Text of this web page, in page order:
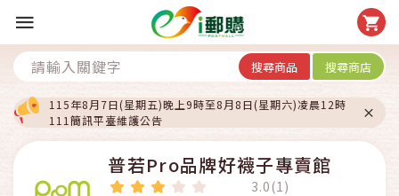
搜尋商品 搜尋商店
115年8月7日(星期五)晚上9時至8月8日(星期六)凌晨12時
111簡訊平臺維護公告
普若Pro品牌好襪子專賣館
3.0(1)